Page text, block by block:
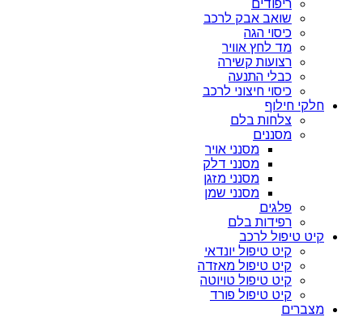
ריפודים
שואב אבק לרכב
כיסוי הגה
מד לחץ אוויר
רצועות קשירה
כבלי התנעה
כיסוי חיצוני לרכב
חלקי חילוף
צלחות בלם
מסננים
מסנני אויר
מסנני דלק
מסנני מזגן
מסנני שמן
פלגים
רפידות בלם
קיט טיפול לרכב
קיט טיפול יונדאי
קיט טיפול מאזדה
קיט טיפול טויוטה
קיט טיפול פורד
מצברים